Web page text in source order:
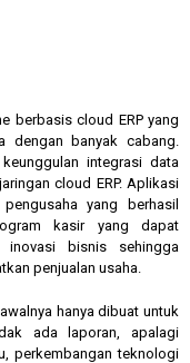
berbasis cloud ERP yang
dengan banyak cabang.
integrasi data
cloud ERP. Aplikasi
yang berhasil
kasir yang dapat
inovasi bisnis sehingga
penjualan usaha.
hanya dibuat untuk
ada laporan, apalagi
perkembangan teknologi